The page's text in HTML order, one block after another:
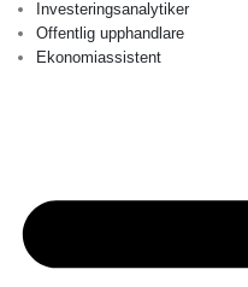
Investeringsanalytiker
Offentlig upphandlare
Ekonomiassistent